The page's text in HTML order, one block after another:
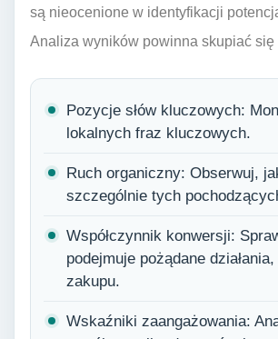
są nieocenione w identyfikacji
Analiza wyników powinna skupiać
Pozycje słów kluczowych:
lokalnych fraz kluczowych.
Ruch organiczny: Obserwuj,
szczególnie tych
Współczynnik konwersji:
podejmuje pożądane
zakupu.
Wskaźniki zaangażowania: